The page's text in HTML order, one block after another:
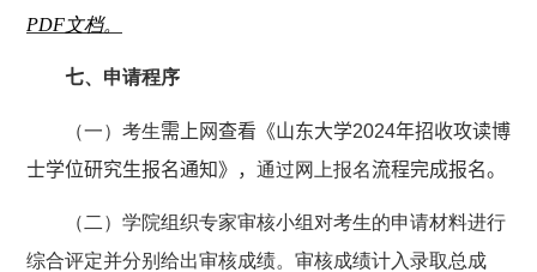
PDF文档。
七、申请程序
（一）考生需上网查看《山东大学2024年招收攻读博
士学位研究生报名通知》， 通过网上报名流程完成报名。
（二）学院组织专家审核小组对考生的申请材料进行
综合评定并分别给出审核成绩。审核成绩计入录取总成